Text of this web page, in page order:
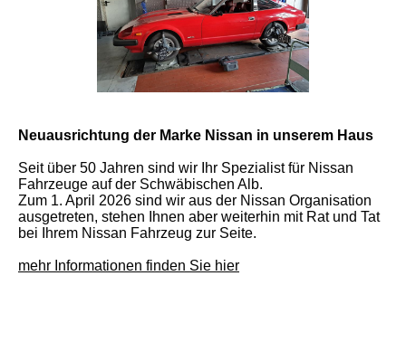
Neuausrichtung der Marke Nissan in unserem Haus
Seit über 50 Jahren sind wir Ihr Spezialist für Nissan
Fahrzeuge auf der Schwäbischen Alb.
Zum 1. April 2026 sind wir aus der Nissan Organisation
ausgetreten, stehen Ihnen aber weiterhin mit Rat und Tat
bei Ihrem Nissan Fahrzeug zur Seite.
mehr Informationen finden Sie hier